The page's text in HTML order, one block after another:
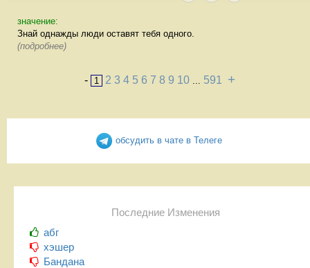
значение:
Знай однажды люди оставят тебя одного.
(подробнее)
- 1 2 3 4 5 6 7 8 9 10 591 +
обсудить в чате в Телеге
Последние Изменения
абг
хэшер
Бандана